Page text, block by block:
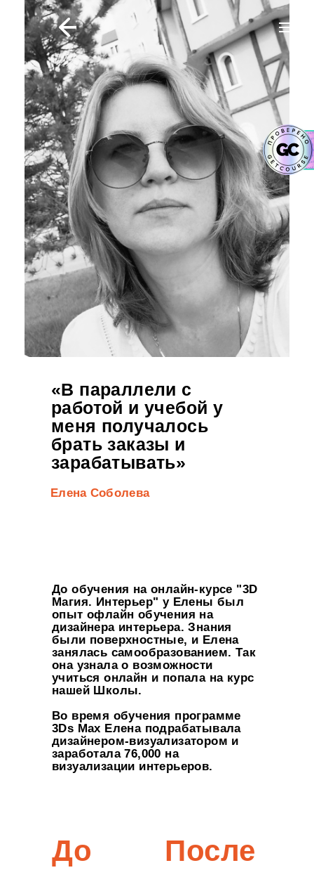
«В параллели с
работой и учебой у
меня получалось
брать заказы и
зарабатывать»
Елена Соболева
До обучения на онлайн-курсе "3D
Магия. Интерьер" у Елены был
опыт офлайн обучения на
дизайнера интерьера. Знания
были поверхностные, и Елена
занялась самообразованием. Так
она узнала о возможности
учиться онлайн и попала на курс
нашей Школы.
Во время обучения программе
3Ds Max Елена подрабатывала
дизайнером-визуализатором и
заработала 76,000 на
визуализации интерьеров.
До После